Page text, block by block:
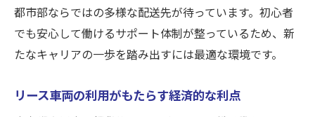
都市部ならではの多様な配送先が待っています。初心者
でも安心して働けるサポート体制が整っているため、新
たなキャリアの一歩を踏み出すには最適な環境です。
リース車両の利用がもたらす経済的な利点